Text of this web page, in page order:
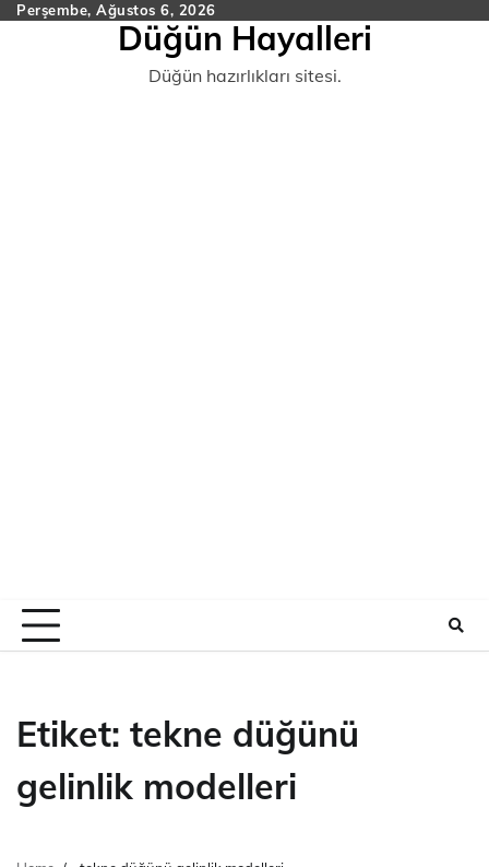
SkipPerşembe, Ağustos 6, 2026
Düğün Hayalleri
Düğün hazırlıkları sitesi.
Etiket: tekne düğünü
gelinlik modelleri